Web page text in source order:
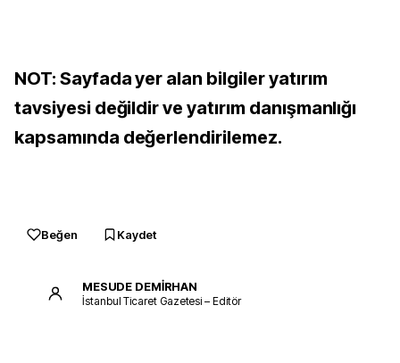
NOT: Sayfada yer alan bilgiler yatırım
tavsiyesi değildir ve yatırım danışmanlığı
kapsamında değerlendirilemez.
Beğen Kaydet
MESUDE DEMİRHAN
İstanbul Ticaret Gazetesi – Editör